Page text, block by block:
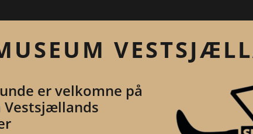
er velkomne på
Vestsjællands